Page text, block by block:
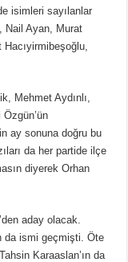
isimleri sayılanlar
Nail Ayan, Murat
Mehmet Aydınlı,
ay sonuna doğru bu
da her partide ilçe
diyerek Orhan
aday olacak.
da ismi geçmişti. Öte
Karaaslan’ın da